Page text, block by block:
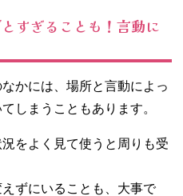
すぎることも！言動に
かには、場所と言動によっ
しまうこともあります。
をよく見て使うと周りも受
ずにいることも、大事で